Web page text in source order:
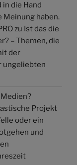
in die Hand
Meinung haben.
zu Ist das die
– Themen, die
der
ungeliebten
Projekt
oder ein
und